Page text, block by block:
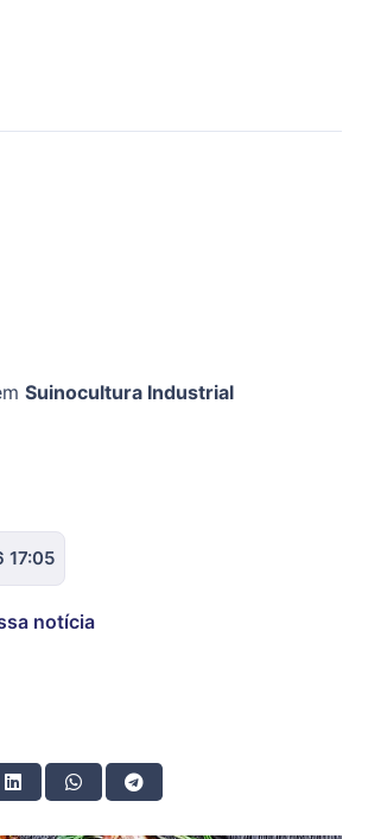
Suinocultura Industrial
17:05
notícia